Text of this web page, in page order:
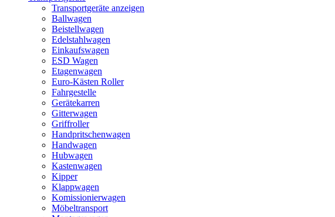
Transportgeräte anzeigen
Ballwagen
Beistellwagen
Edelstahlwagen
Einkaufswagen
ESD Wagen
Etagenwagen
Euro-Kästen Roller
Fahrgestelle
Gerätekarren
Gitterwagen
Griffroller
Handpritschenwagen
Handwagen
Hubwagen
Kastenwagen
Kipper
Klappwagen
Komissionierwagen
Möbeltransport